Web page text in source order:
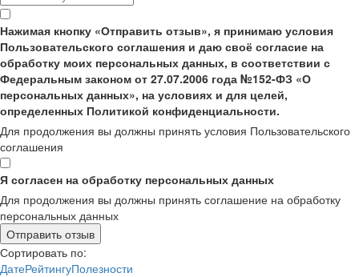
Нажимая кнопку «Отправить отзыв», я принимаю условия
Пользовательского соглашения и даю своё согласие на
обработку моих персональных данных, в соответствии с
Федеральным законом от 27.07.2006 года №152-ФЗ «О
персональных данных», на условиях и для целей,
определенных Политикой конфиденциальности.
Для продолжения вы должны принять условия Пользовательского
соглашения
Я согласен на обработку персональных данных
Для продолжения вы должны принять соглашение на обработку
персональных данных
Отправить отзыв
Сортировать по:
ДатеРейтингуПолезности